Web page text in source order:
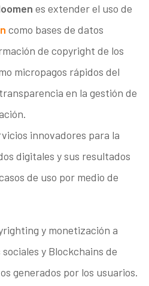
es extender el uso de
como bases de datos
de copyright de los
micropagos rápidos del
en la gestión de
innovadores para la
digitales y sus resultados
de uso por medio de
y monetización a
y Blockchains de
generados por los usuarios.